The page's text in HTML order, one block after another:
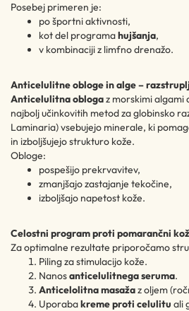
Posebej primeren je:
po športni aktivnosti,
kot del programahujšanja,
v kombinaciji z limfno drenažo.
Anticelulitne obloge in alge –
Anticelulitna oblogaz morskimi algami
najbolj učinkovitih metod za globinsko
Laminaria) vsebujejo minerale, ki
in izboljšujejo strukturo kože.
Obloge:
pospešijo prekrvavitev,
zmanjšajo zastajanje tekočine,
izboljšajo napetost kože.
Celostni program proti pomarančni
Za optimalne rezultate priporočamo
Piling za stimulacijo kože.
Nanosanticelulitnega seruma.
Anticelolitna masažaz oljem
Uporabakreme proti celulitu ali